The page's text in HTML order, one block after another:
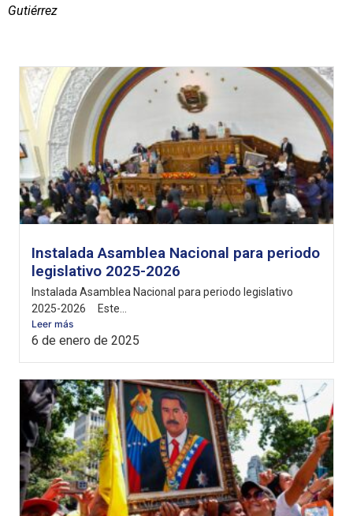
Gutiérrez
Instalada Asamblea Nacional para periodo
legislativo 2025-2026
Instalada Asamblea Nacional para periodo legislativo
2025-2026 Este...
Leer más
6 de enero de 2025